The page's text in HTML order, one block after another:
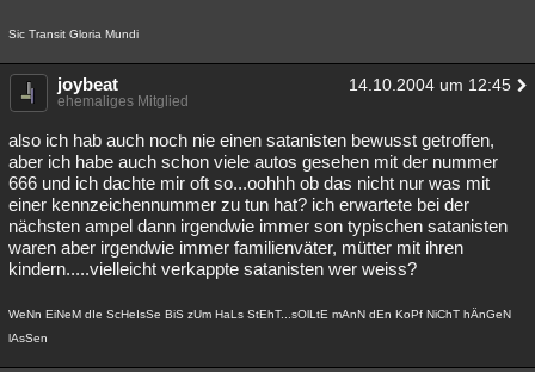
Sic Transit Gloria Mundi
joybeat 14.10.2004 um 12:45
ehemaliges Mitglied
also ich hab auch noch nie einen satanisten bewusst getroffen,
aber ich habe auch schon viele autos gesehen mit der nummer
666 und ich dachte mir oft so...oohhh ob das nicht nur was mit
einer kennzeichennummer zu tun hat? ich erwartete bei der
nächsten ampel dann irgendwie immer son typischen satanisten
waren aber irgendwie immer familienväter, mütter mit ihren
kindern.....vielleicht verkappte satanisten wer weiss?
WeNn EiNeM dIe ScHeIsSe BiS zUm HaLs StEhT...sOlLtE mAnN dEn KoPf NiChT hÄnGeN
lAsSen